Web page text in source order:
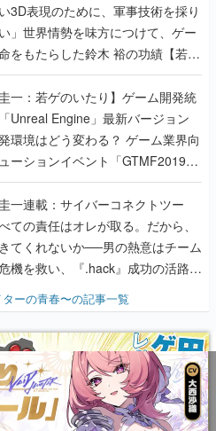
い3D表現のために、軍事技術を採り
」世界情勢を味方につけて、ゲー
をもたらした鈴木 裕の功績【若ゲ
】
圭一：若ゲのいたり】ゲーム開発統
Unreal Engine」最新バージョン
環境はどう変わる？ ゲーム業界向
ーションイベント「GTMF2019」
、より理解を深めよう【PR】
圭一連載：サイバーコネクトツー
ての責任はオレが取る。だから、
てくれないか──男の熱意はチーム
機を救い、『.hack』成功の活路を
ャンプ』色だった【若ゲのいた
ーの青春〜の記事一覧